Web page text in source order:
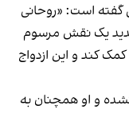
گفته است: «روحانی
یک نقش مرسوم
کند و این ازدواج
و او همچنان به